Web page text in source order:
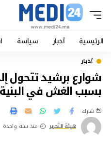
الرئيسية أخبار سياسة
أخبار
شوارع برشيد تتحول
بسبب الغش في البنية
هيئة التحرير منذ سنة واحدة
شارك